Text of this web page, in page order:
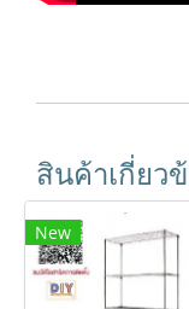
สินค้าเกี่ยว
New